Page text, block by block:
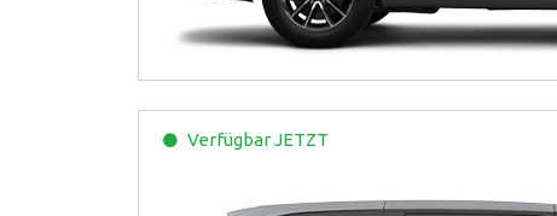
VerfügbarJETZT